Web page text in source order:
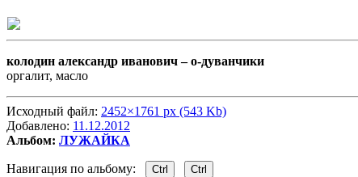
колодин александр иванович –о-дуванчики
оргалит, масло
Исходный файл: 2452×1761 px (543 Kb)
Добавлено: 11.12.2012
Альбом: ЛУЖАЙКА
Навигация по альбому: Ctrl Ctrl